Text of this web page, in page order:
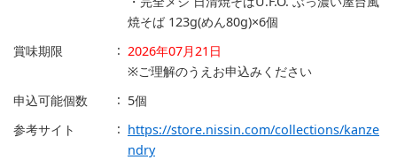
焼そば 123g(めん80g)×6個
賞味期限
2026年07月21日
※ご理解のうえお申込みください
申込可能個数
5個
参考サイト
https://store.nissin.com/collections/kanze
ndry